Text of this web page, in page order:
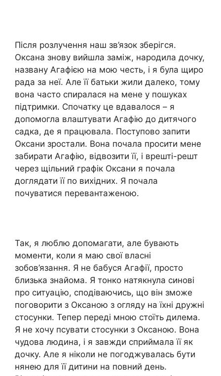
Після розлучення наш зв’язок зберігся.
Оксана знову вийшла заміж, народила дочку,
названу Агафією на мою честь, і я була щиро
рада за неї. Але її батьки жили далеко, тому
вона часто спиралася на мене у пошуках
підтримки. Спочатку це вдавалося – я
допомогла влаштувати Агафію до дитячого
садка, де я працювала. Поступово запити
Оксани зростали. Вона почала просити мене
забирати Агафію, відвозити її, і врешті-решт
через щільний графік Оксани я почала
доглядати її по вихідних. Я почала
почуватися перевантаженою.
Так, я люблю допомагати, але бувають
моменти, коли я маю свої власні
зобов’язання. Я не бабуся Агафії, просто
близька знайома. Я тонко натякнула синові
про ситуацію, сподіваючись, що він зможе
поговорити з Оксаною з огляду на їхні дружні
стосунки. Тепер переді мною стоїть дилема.
Я не хочу псувати стосунки з Оксаною. Вона
чудова людина, і я завжди сприймала її як
дочку. Але я ніколи не погоджувалась бути
нянею для її дитини на повний день.